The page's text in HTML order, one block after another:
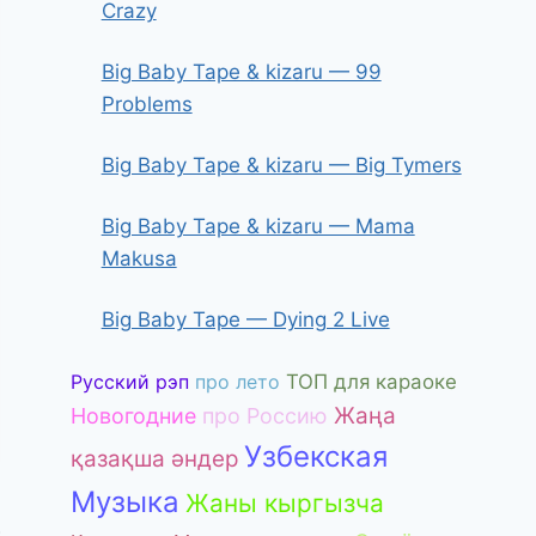
Crazy
Big Baby Tape & kizaru — 99
Problems
Big Baby Tape & kizaru — Big Tymers
Big Baby Tape & kizaru — Mama
Makusa
Big Baby Tape — Dying 2 Live
Русский рэп про лето ТОП для караоке
Новогодние про Россию Жаңа
қазақша әндер Узбекская
Музыка Жаны кыргызча